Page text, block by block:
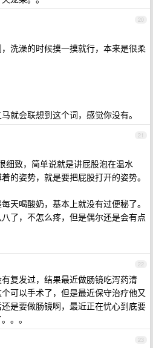
20
洗澡的时候摸一摸就行，本来是很柔
就会联想到这个词，感觉你没有。
21
细致，简单说就是讲屁股泡在温水
的姿势，就是要把屁股打开的姿势。
天喝酸奶，基本上就没有过便秘了。
了，不怎么疼，但是偶尔还是会有点
22
复发过，结果最近做肠镜吃泻药清
可以手术了，但是最近保守治疗他又
是要做肠镜啊，最近正在忧心到底要
。。
23